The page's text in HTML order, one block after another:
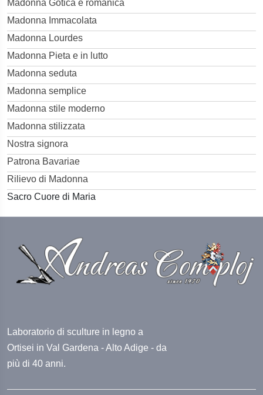
Madonna Gotica e romanica
Madonna Immacolata
Madonna Lourdes
Madonna Pieta e in lutto
Madonna seduta
Madonna semplice
Madonna stile moderno
Madonna stilizzata
Nostra signora
Patrona Bavariae
Rilievo di Madonna
Sacro Cuore di Maria
Laboratorio di sculture in legno a
Ortisei in Val Gardena - Alto Adige - da
più di 40 anni.